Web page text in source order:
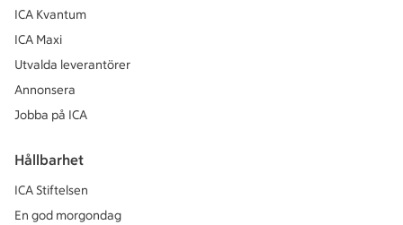
ICA Kvantum
ICA Maxi
Utvalda leverantörer
Annonsera
Jobba på ICA
Hållbarhet
ICA Stiftelsen
En god morgondag